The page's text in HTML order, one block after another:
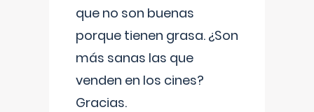
que no son buenas
porque tienen grasa. ¿Son
más sanas las que
venden en los cines?
Gracias.